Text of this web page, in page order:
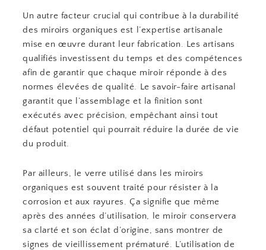
Un autre facteur crucial qui contribue à la durabilité
des miroirs organiques est l’expertise artisanale
mise en œuvre durant leur fabrication. Les artisans
qualifiés investissent du temps et des compétences
afin de garantir que chaque miroir réponde à des
normes élevées de qualité. Le savoir-faire artisanal
garantit que l’assemblage et la finition sont
exécutés avec précision, empêchant ainsi tout
défaut potentiel qui pourrait réduire la durée de vie
du produit.
Par ailleurs, le verre utilisé dans les miroirs
organiques est souvent traité pour résister à la
corrosion et aux rayures. Ça signifie que même
après des années d’utilisation, le miroir conservera
sa clarté et son éclat d’origine, sans montrer de
signes de vieillissement prématuré. L’utilisation de